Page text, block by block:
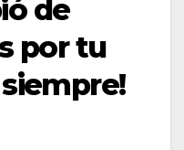
de
por tu